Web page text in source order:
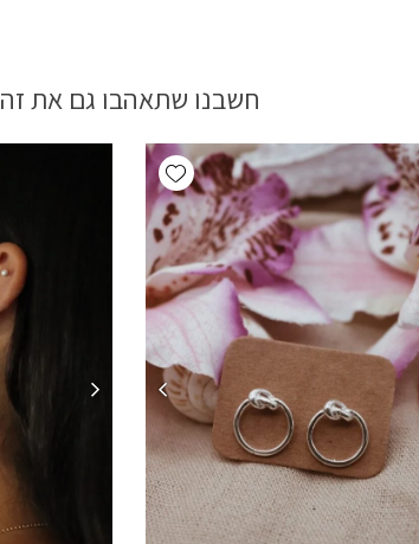
חשבנו שתאהבו גם את זה
Add wishlist